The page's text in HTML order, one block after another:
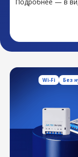
Wi-Fi Без